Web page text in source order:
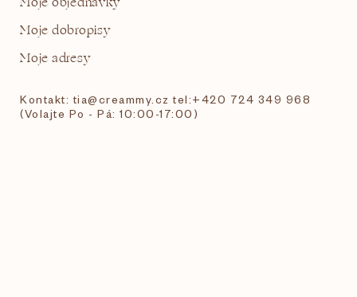
Moje dobropisy
Moje adresy
Kontakt: tia@creammy.cz tel:+420 724 349 968
(Volajte Po - Pá: 10:00-17:00)